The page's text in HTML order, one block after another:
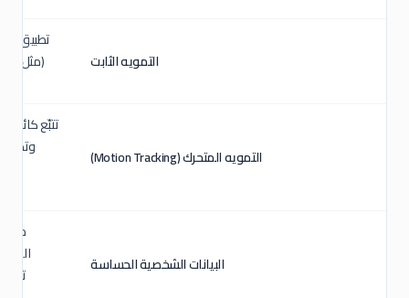
التمويه الثابت
تطبيق
(مثل
التمويه المتحرك (Motion Tracking)
تتبّع كائن
البيانات الشخصية الحساسة